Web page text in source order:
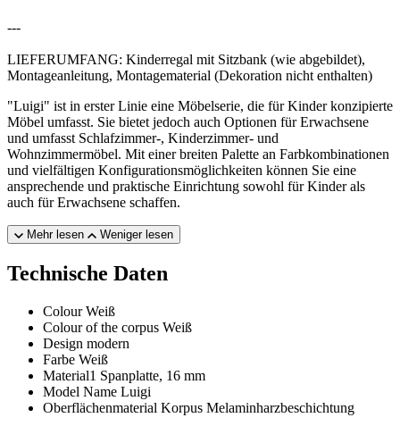
---
LIEFERUMFANG: Kinderregal mit Sitzbank (wie abgebildet),
Montageanleitung, Montagematerial (Dekoration nicht enthalten)
"Luigi" ist in erster Linie eine Möbelserie, die für Kinder konzipierte
Möbel umfasst. Sie bietet jedoch auch Optionen für Erwachsene
und umfasst Schlafzimmer-, Kinderzimmer- und
Wohnzimmermöbel. Mit einer breiten Palette an Farbkombinationen
und vielfältigen Konfigurationsmöglichkeiten können Sie eine
ansprechende und praktische Einrichtung sowohl für Kinder als
auch für Erwachsene schaffen.
Mehr lesen Weniger lesen
Technische Daten
Colour Weiß
Colour of the corpus Weiß
Design modern
Farbe Weiß
Material1 Spanplatte, 16 mm
Model Name Luigi
Oberflächenmaterial Korpus Melaminharzbeschichtung